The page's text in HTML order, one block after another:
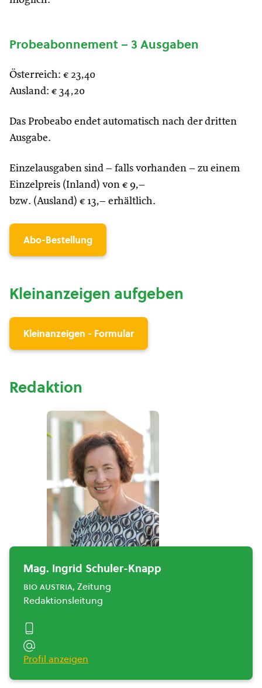
Probeabonnement – 3 Ausgaben
Österreich: € 23,40
Ausland: € 34,20
Das Probeabo endet automatisch nach der dritten
Ausgabe.
Einzelausgaben sind – falls vorhanden – zu einem
Einzelpreis (Inland) von € 9,–
bzw. (Ausland) € 13,– erhältlich.
Abo-Bestellung
Kleinanzeigen aufgeben
Kleinanzeigen - Formular
Redaktion
Mag. Ingrid Schuler-Knapp
bio austria, Zeitung
Redaktionsleitung
Profil anzeigen